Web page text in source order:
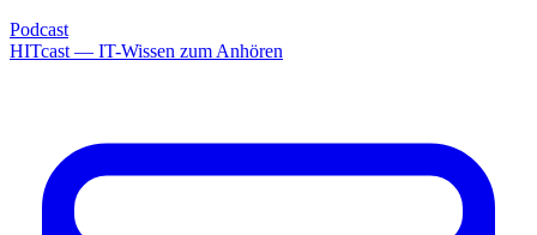
Podcast
HITcast — IT-Wissen zum Anhören